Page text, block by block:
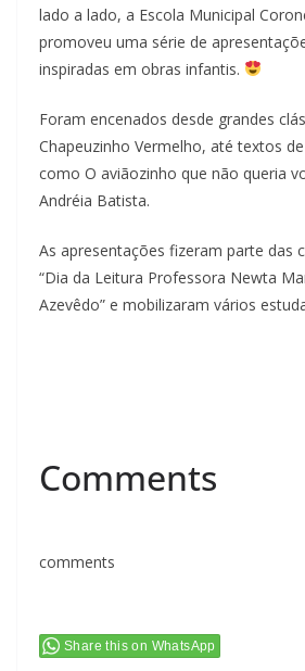
lado a lado, a Escola Municipal
promoveu uma série de
inspiradas em obras infantis.
Foram encenados desde grandes
Chapeuzinho Vermelho, até textos
como O aviãozinho que não queria
Andréia Batista.
As apresentações fizeram parte das
“Dia da Leitura Professora Newta
Azevêdo” e mobilizaram vários
Comments
comments
Share this on WhatsApp